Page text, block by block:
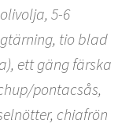
5-6
tio blad
ett gäng färska
pontacsås,
chiafrön